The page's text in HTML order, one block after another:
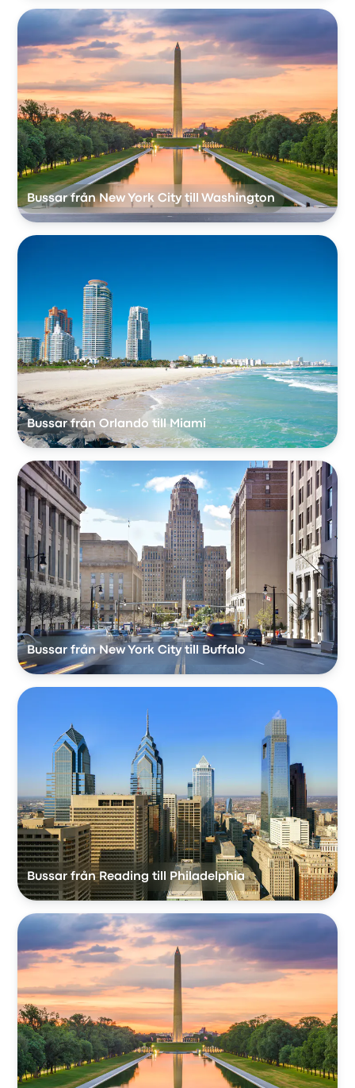
Bussar från New York City till Washington
Bussar från Orlando till Miami
Bussar från New York City till Buffalo
Bussar från Reading till Philadelphia